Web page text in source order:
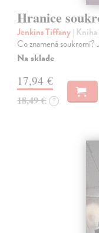
Hranice
Jenkins Tiffany| Kniha
Co znamená soukromí?
Na sklade
17,94 €
18,49 € ?